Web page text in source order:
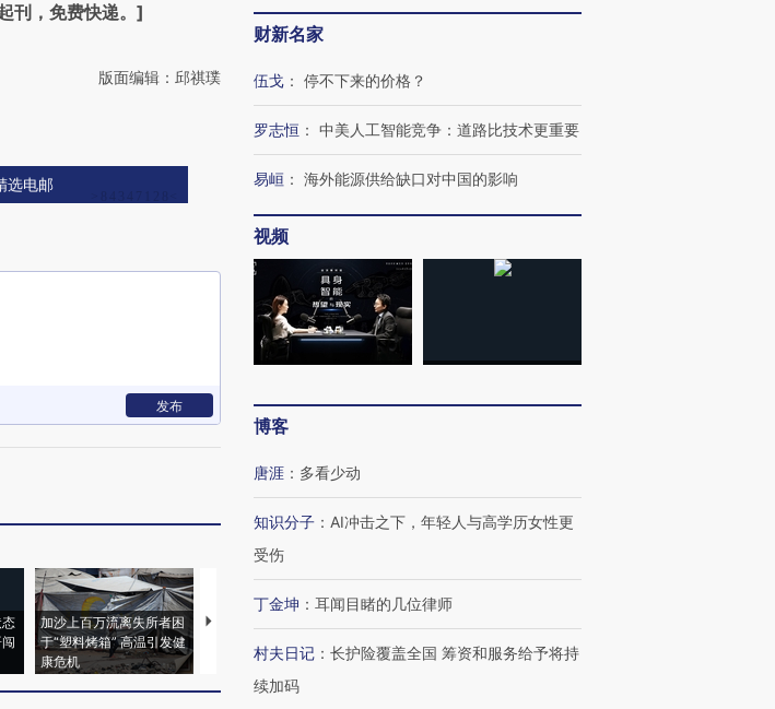
刊，免费快递。]
版面编辑：邱祺璞
选电邮
发布
加沙上百万流离失所者困
于“塑料烤箱” 高温引发健
康危机
马航飞行员跨国走私7万
粒摇头丸 尿检体内含3种
泽连斯基密集出访美英 索
要防空导弹“救急”
秘鲁纳斯卡观光飞机坠毁
13人遇难
财新名家
伍戈 ： 停不下来的价格？
罗志恒 ： 中美人工智能竞争：道路比技术更重要
易峘 ： 海外能源供给缺口对中国的影响
视频
博客
唐涯 ： 多看少动
知识分子 ： AI冲击之下，年轻人与高学历女性更
受伤
丁金坤 ： 耳闻目睹的几位律师
村夫日记 ： 长护险覆盖全国 筹资和服务给予将持
续加码